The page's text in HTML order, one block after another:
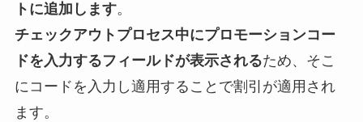
トに追加します。
チェックアウトプロセス中にプロモーションコー
ドを入力するフィールドが表示されるため、そこ
にコードを入力し適用することで割引が適用され
ます。